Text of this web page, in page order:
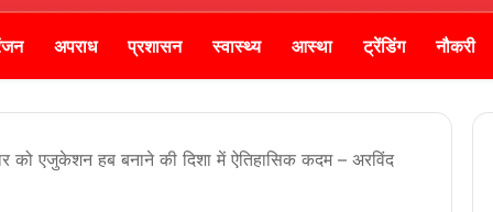
अपराध प्रशासन स्वास्थ्य आस्था ट्रेंडिंग नौकरी
को एजुकेशन हब बनाने की दिशा में ऐतिहासिक कदम – अरविंद